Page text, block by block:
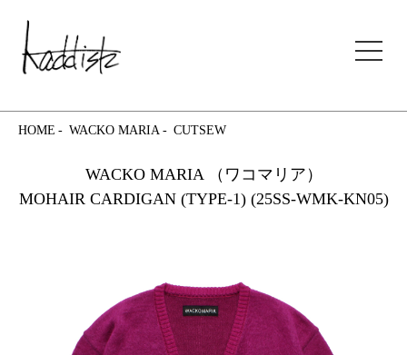
kaddish development store
HOME WACKO MARIA CUTSEW
WACKO MARIA （ワコマリア）
MOHAIR CARDIGAN (TYPE-1) (25SS-WMK-KN05)